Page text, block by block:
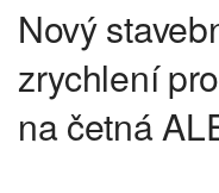
Nový
zrychlení
na četná